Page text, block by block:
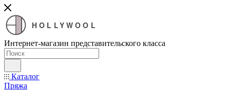
HOLLYWOOL
Интернет-магазин представительского класса
Каталог
Пряжа